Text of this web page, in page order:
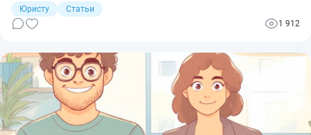
что такое биометрия, ее нюансы и ключевые аспекты.
Юристу
Статьи
1 912